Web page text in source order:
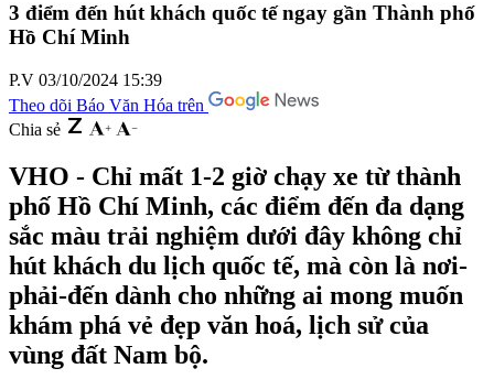
3 điểm đến hút khách quốc tế ngay gần Thành phố
Hồ Chí Minh
P.V 03/10/2024 15:39
Theo dõi Báo Văn Hóa trên
Chia sẻ
VHO - Chỉ mất 1-2 giờ chạy xe từ thành
phố Hồ Chí Minh, các điểm đến đa dạng
sắc màu trải nghiệm dưới đây không chỉ
hút khách du lịch quốc tế, mà còn là nơi-
phải-đến dành cho những ai mong muốn
khám phá vẻ đẹp văn hoá, lịch sử của
vùng đất Nam bộ.